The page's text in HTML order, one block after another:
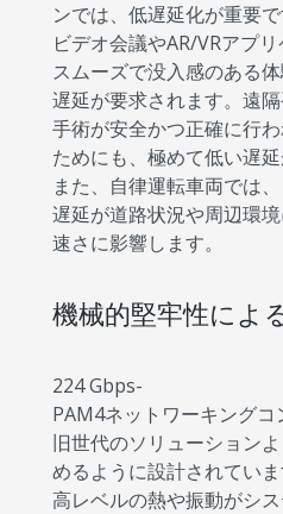
ンでは、低遅延化が重要で
ビデオ会議やAR/VRアプリ
スムーズで没入感のある
遅延が要求されます。遠隔
手術が安全かつ正確に行
ためにも、極めて低い遅延
また、自律運転車両では、
遅延が道路状況や周辺環
速さに影響します。
機械的堅牢性によ
224 Gbps-
PAM4ネットワーキングコ
旧世代のソリューション
めるように設計されていま
高レベルの熱や振動がシ